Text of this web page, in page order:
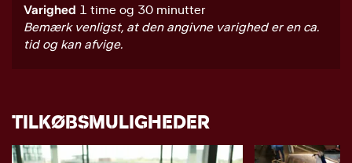
Varighed 1 time og 30 minutter
Bemærk venligst, at den angivne varighed er en ca.
tid og kan afvige.
TILKØBSMULIGHEDER